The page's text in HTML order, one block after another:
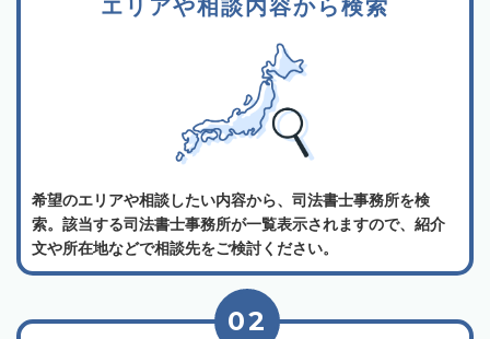
エリアや相談内容から検索
希望のエリアや相談したい内容から、司法書士事務所を検
索。該当する司法書士事務所が一覧表示されますので、紹介
文や所在地などで相談先をご検討ください。
02